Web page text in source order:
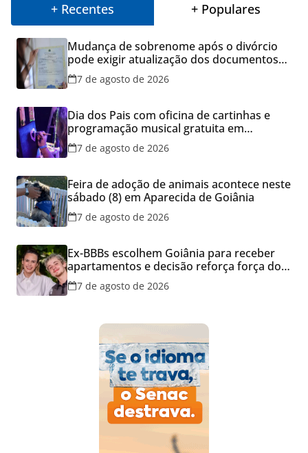
+ Recentes + Populares
Mudança de sobrenome após o divórcio
pode exigir atualização dos documentos
dos filhos para evitar transtornos
7 de agosto de 2026
Dia dos Pais com oficina de cartinhas e
programação musical gratuita em
Aparecida de Goiânia
7 de agosto de 2026
Feira de adoção de animais acontece neste
sábado (8) em Aparecida de Goiânia
7 de agosto de 2026
Ex-BBBs escolhem Goiânia para receber
apartamentos e decisão reforça força do
mercado imobiliário da capital
7 de agosto de 2026